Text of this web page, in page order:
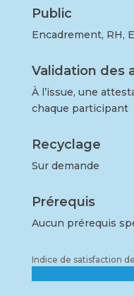
Public
Encadrement, RH,
Validation des
À l’issue, une
chaque participant
Recyclage
Sur demande
Prérequis
Aucun prérequis
Indice de satisfaction